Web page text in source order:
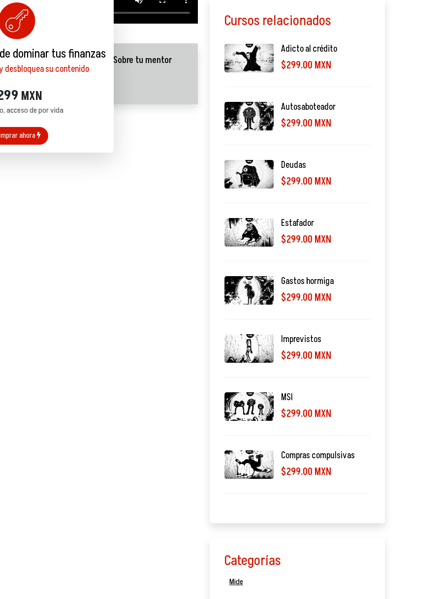
Quiz Sobre tu mentor
dominar tus finanzas
desbloquea su contenido
MXN
acceso de por vida
ahora
Cursos relacionados
Adicto al crédito
$299.00 MXN
Autosaboteador
$299.00 MXN
Deudas
$299.00 MXN
Estafador
$299.00 MXN
Gastos hormiga
$299.00 MXN
Imprevistos
$299.00 MXN
MSI
$299.00 MXN
Compras compulsivas
$299.00 MXN
Categorías
Mide